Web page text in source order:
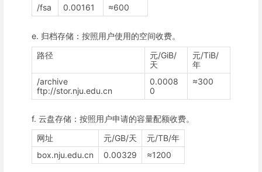
/fsa 0.00161 ≈600
e. 归档存储：按照用户使用的空间收费。
路径
元/GiB/
天
元/TiB/
年
/archive
ftp://stor.nju.edu.cn
0.0008
0
≈300
f. 云盘存储：按照用户申请的容量配额收费。
网址
元/GB/天
元/TB/年
box.nju.edu.cn
0.00329 ≈1200